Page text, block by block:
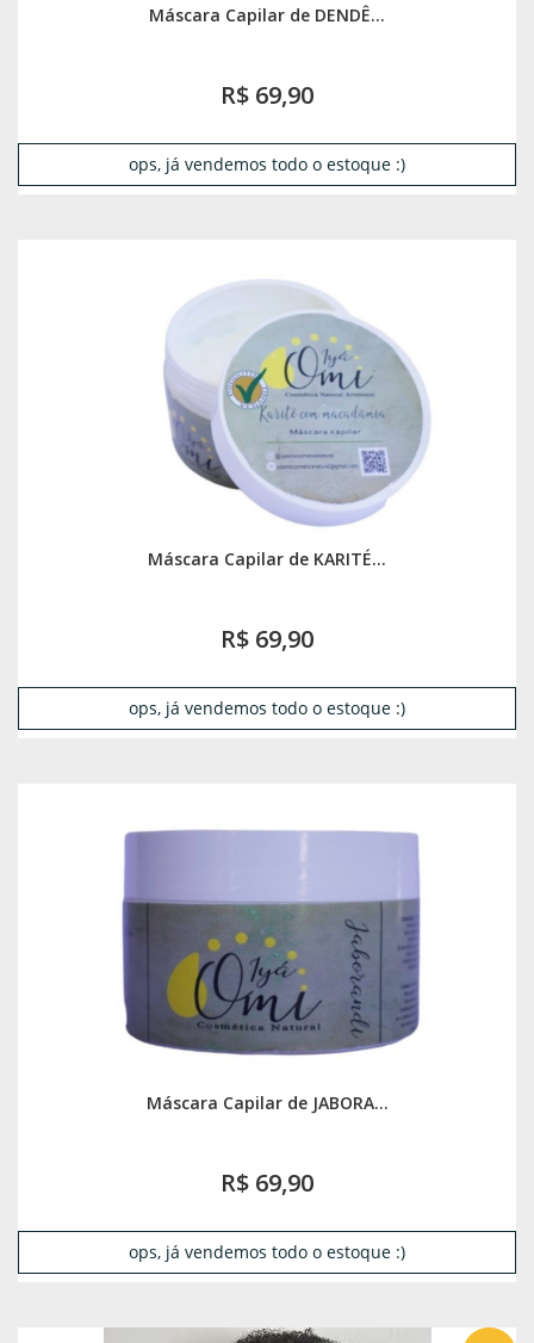
Máscara Capilar de DENDÊ...
R$ 69,90
ops, já vendemos todo o estoque :)
Máscara Capilar de KARITÉ...
R$ 69,90
ops, já vendemos todo o estoque :)
Máscara Capilar de JABORA...
R$ 69,90
ops, já vendemos todo o estoque :)